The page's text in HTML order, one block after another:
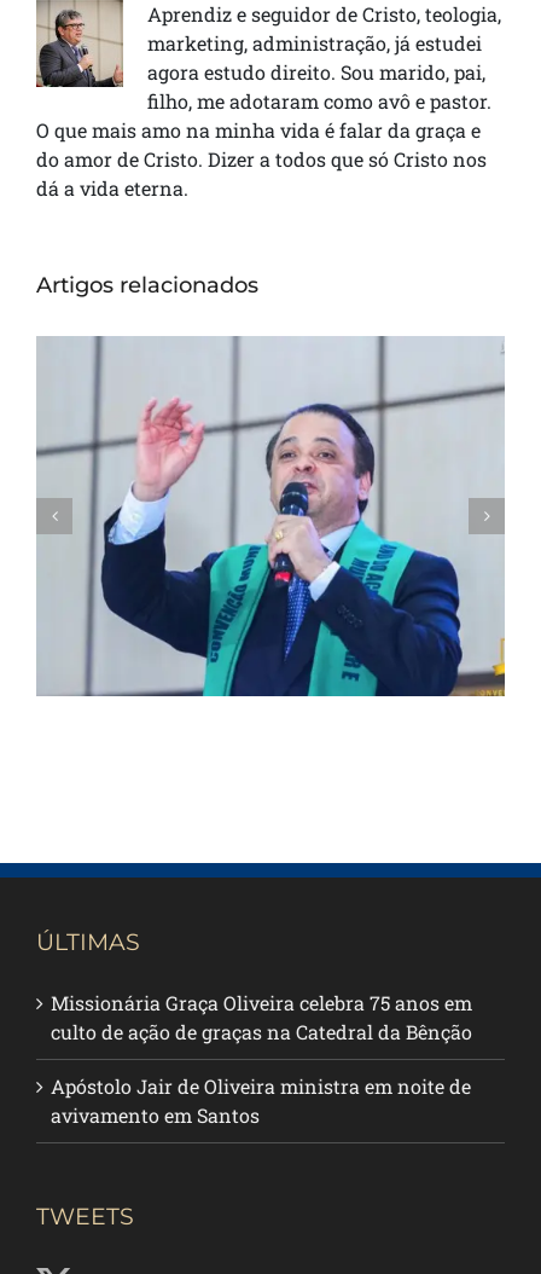
Aprendiz e seguidor de Cristo, teologia,
marketing, administração, já estudei
agora estudo direito. Sou marido, pai,
filho, me adotaram como avô e pastor.
O que mais amo na minha vida é falar da graça e
do amor de Cristo. Dizer a todos que só Cristo nos
dá a vida eterna.
Artigos relacionados
Convenção Mundial 2016 – Sábado –
Crescimento e Multiplicação são
resultado do nosso relacionamento com
Deus
ÚLTIMAS
Missionária Graça Oliveira celebra 75 anos em
culto de ação de graças na Catedral da Bênção
Apóstolo Jair de Oliveira ministra em noite de
avivamento em Santos
TWEETS